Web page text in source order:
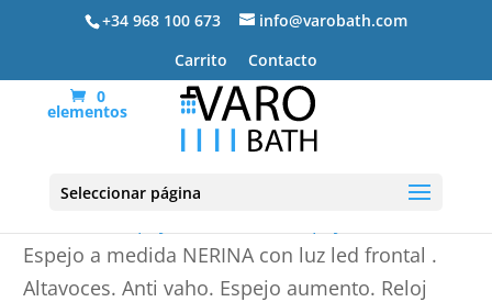
+34 968 100 673
info@varobath.com
Carrito
Contacto
0
elementos
Seleccionar página
Espejo a medida NERINA con luz led frontal .
Altavoces. Anti vaho. Espejo aumento. Reloj